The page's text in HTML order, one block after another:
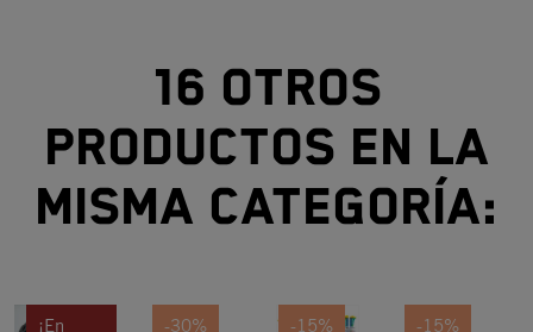
16 otros
productos en la
misma categoría:
¡En
-30% -15% -15%